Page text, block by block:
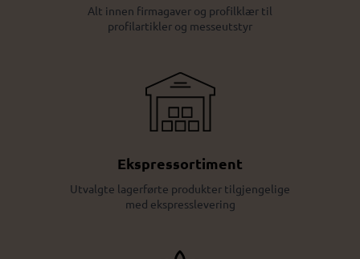
Alt innen firmagaver og profilklær til
profilartikler og messeutstyr
Ekspressortiment
Utvalgte lagerførte produkter tilgjengelige
med ekspresslevering